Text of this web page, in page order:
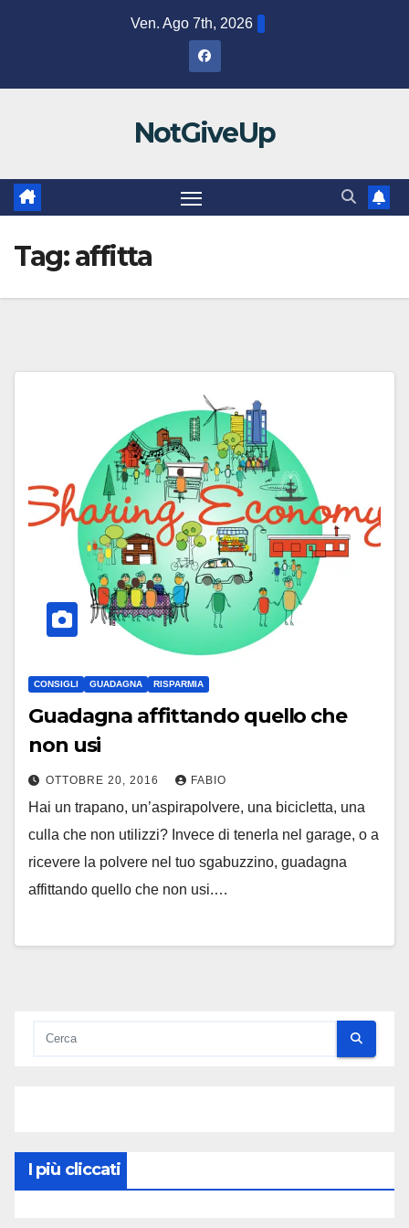
Ven. Ago 7th, 2026
NotGiveUp
Tag:affitta
CONSIGLI GUADAGNA RISPARMIA
Guadagna affittando quello che
non usi
OTTOBRE 20, 2016 FABIO
Hai un trapano, un’aspirapolvere, una bicicletta, una
culla che non utilizzi? Invece di tenerla nel garage, o a
ricevere la polvere nel tuo sgabuzzino, guadagna
affittando quello che non usi.…
I più cliccati